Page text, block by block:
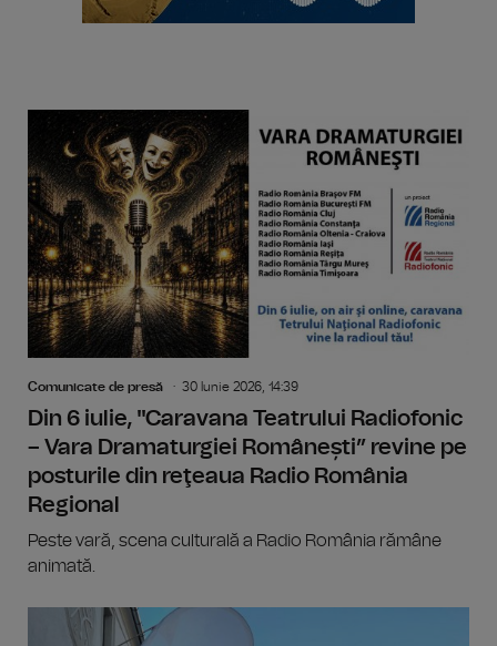
Comunicate de presă 30 Iunie 2026, 14:39
Din 6 iulie, "Caravana Teatrului Radiofonic
– Vara Dramaturgiei Românești” revine pe
posturile din reţeaua Radio România
Regional
Peste vară, scena culturală a Radio România rămâne
animată.